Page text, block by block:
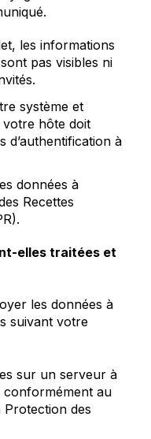
les informations
pas visibles ni
système et
hôte doit
d’authentification à
données à
Recettes
elles traitées et
les données à
suivant votre
sur un serveur à
au
Protection des